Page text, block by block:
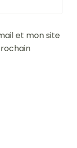
et mon site